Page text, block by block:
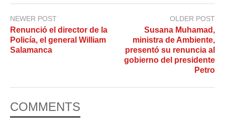
NEWER POST
Renunció el director de la
Policía, el general William
Salamanca
OLDER POST
Susana Muhamad,
ministra de Ambiente,
presentó su renuncia al
gobierno del presidente
Petro
COMMENTS